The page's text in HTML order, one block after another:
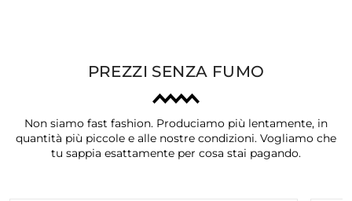
PREZZI SENZA FUMO
Non siamo fast fashion. Produciamo più lentamente, in
quantità più piccole e alle nostre condizioni. Vogliamo che
tu sappia esattamente per cosa stai pagando.